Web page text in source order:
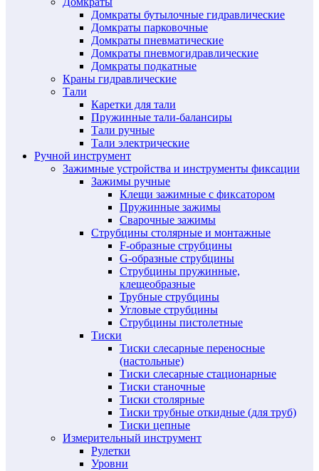
Домкраты бутылочные гидравлические
Домкраты парковочные
Домкраты пневматические
Домкраты пневмогидравлические
Домкраты подкатные
Краны гидравлические
Тали
Каретки для тали
Пружинные тали-балансиры
Тали ручные
Тали электрические
Ручной инструмент
Зажимные устройства и инструменты фиксации
Зажимы ручные
Клещи зажимные с фиксатором
Пружинные зажимы
Сварочные зажимы
Струбцины столярные и монтажные
F-образные струбцины
G-образные струбцины
Струбцины пружинные,
клещеобразные
Трубные струбцины
Угловые струбцины
Струбцины пистолетные
Тиски
Тиски слесарные переносные
(настольные)
Тиски слесарные стационарные
Тиски станочные
Тиски столярные
Тиски трубные откидные (для труб)
Тиски цепные
Измерительный инструмент
Рулетки
Уровни